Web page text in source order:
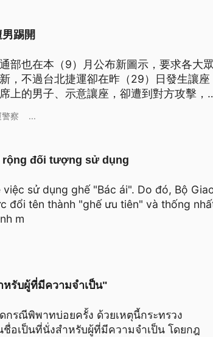
踢開
部也在本（9）月公布新圖示，要求各大眾
，不過台北捷運卻在昨（29）日發生讓座
上的男子、示意讓座，卻遭到對方攻擊，
察 ...
đối tượng sử dụng
sử dụng ghế "Bác ái". Do đó, Bộ
đổi tên thành "ghế ưu tiên" và thống
m
รับผู้ที่มีความจำเป็น"
รณีพิพาทบ่อยครั้ง ด้วยเหตุนี้กระทรวง
อเป็นที่นั่งสำหรับผู้ที่มีความจำเป็น โดยกฎ